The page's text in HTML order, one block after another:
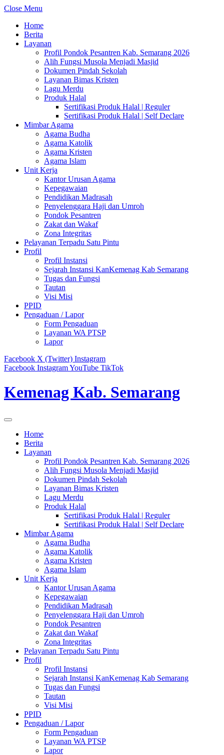
Close Menu
Home
Berita
Layanan
Profil Pondok Pesantren Kab. Semarang 2026
Alih Fungsi Musola Menjadi Masjid
Dokumen Pindah Sekolah
Layanan Bimas Kristen
Lagu Merdu
Produk Halal
Sertifikasi Produk Halal | Reguler
Sertifikasi Produk Halal | Self Declare
Mimbar Agama
Agama Budha
Agama Katolik
Agama Kristen
Agama Islam
Unit Kerja
Kantor Urusan Agama
Kepegawaian
Pendidikan Madrasah
Penyelenggara Haji dan Umroh
Pondok Pesantren
Zakat dan Wakaf
Zona Integritas
Pelayanan Terpadu Satu Pintu
Profil
Profil Instansi
Sejarah Instansi KanKemenag Kab Semarang
Tugas dan Fungsi
Tautan
Visi Misi
PPID
Pengaduan / Lapor
Form Pengaduan
Layanan WA PTSP
Lapor
Facebook X (Twitter) Instagram
Facebook InstagramYouTube TikTok
Kemenag Kab. Semarang
Home
Berita
Layanan
Profil Pondok Pesantren Kab. Semarang 2026
Alih Fungsi Musola Menjadi Masjid
Dokumen Pindah Sekolah
Layanan Bimas Kristen
Lagu Merdu
Produk Halal
Sertifikasi Produk Halal | Reguler
Sertifikasi Produk Halal | Self Declare
Mimbar Agama
Agama Budha
Agama Katolik
Agama Kristen
Agama Islam
Unit Kerja
Kantor Urusan Agama
Kepegawaian
Pendidikan Madrasah
Penyelenggara Haji dan Umroh
Pondok Pesantren
Zakat dan Wakaf
Zona Integritas
Pelayanan Terpadu Satu Pintu
Profil
Profil Instansi
Sejarah Instansi KanKemenag Kab Semarang
Tugas dan Fungsi
Tautan
Visi Misi
PPID
Pengaduan / Lapor
Form Pengaduan
Layanan WA PTSP
Lapor